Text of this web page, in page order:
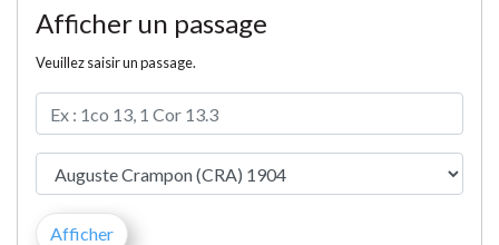
Afficher un passage
Veuillez saisir un passage.